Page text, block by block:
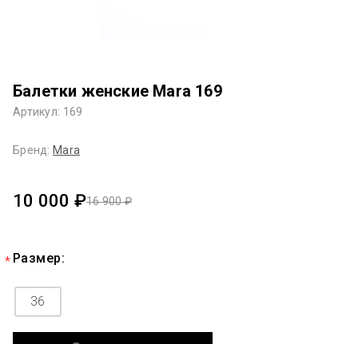
Балетки женские Mara 169
Артикул: 169
Бренд: Mara
16 900 ₽
10 000 ₽
Размер:
36